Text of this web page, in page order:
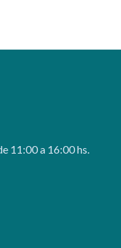
11:00 a 16:00 hs.